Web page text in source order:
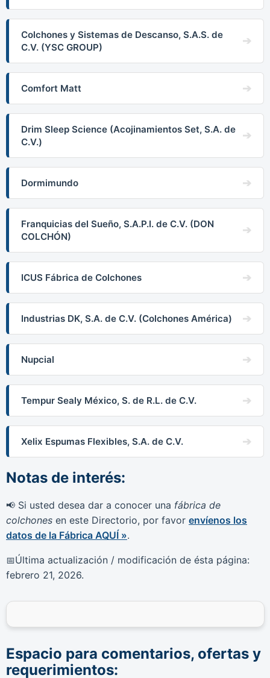
Colchones y Sistemas de Descanso, S.A.S. de
C.V. (YSC GROUP)
Comfort Matt
Drim Sleep Science (Acojinamientos Set, S.A. de
C.V.)
Dormimundo
Franquicias del Sueño, S.A.P.I. de C.V. (DON
COLCHÓN)
ICUS Fábrica de Colchones
Industrias DK, S.A. de C.V. (Colchones América)
Nupcial
Tempur Sealy México, S. de R.L. de C.V.
Xelix Espumas Flexibles, S.A. de C.V.
Notas de interés:
📢 Si usted desea dar a conocer una fábrica de
colchones en este Directorio, por favor envíenos los
datos de la Fábrica AQUÍ ».
📅Última actualización / modificación de ésta página:
febrero 21, 2026.
Espacio para comentarios, ofertas y
requerimientos: